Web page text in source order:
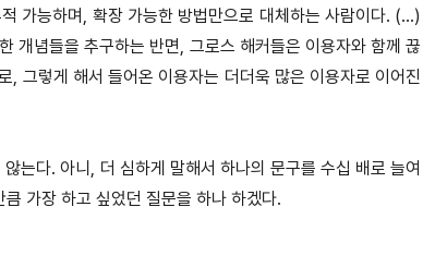
가능하며, 확장 가능한 방법만으로 대체하는 사람이다. (...)
개념들을 추구하는 반면, 그로스 해커들은 이용자와 함께 끊
, 그렇게 해서 들어온 이용자는 더더욱 많은 이용자로 이어진
는다. 아니, 더 심하게 말해서 하나의 문구를 수십 배로 늘여
큼 가장 하고 싶었던 질문을 하나 하겠다.